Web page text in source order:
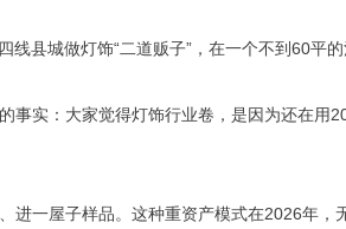
县城做灯饰“二道贩子”，在一个不到60平
事实：大家觉得灯饰行业卷，是因为还在用
一屋子样品。这种重资产模式在2026年，